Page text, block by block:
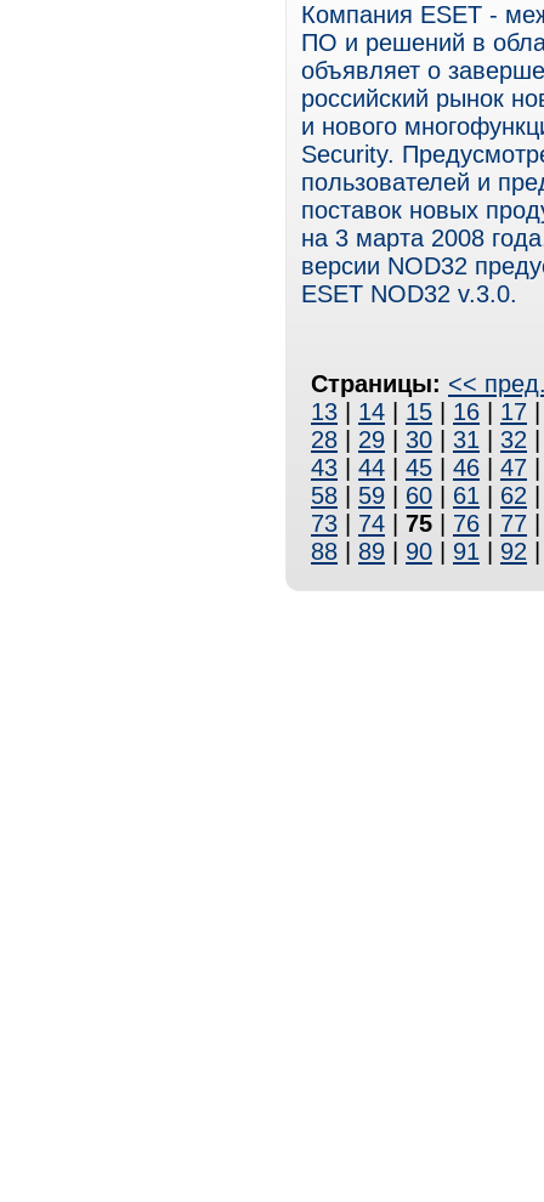
Компания ESET -
ПО и решений в
объявляет о
российский рынок
и нового
Security.
пользователей и
поставок новых
на 3 марта 2008
версии NOD32
ESET NOD32 v.3.0.
Страницы: <<
13
14 15 16 17
28
29 30 31 32
43
44 45 46 47
58
59 60 61 62
73
74 75 76 77
88
89 90 91 92